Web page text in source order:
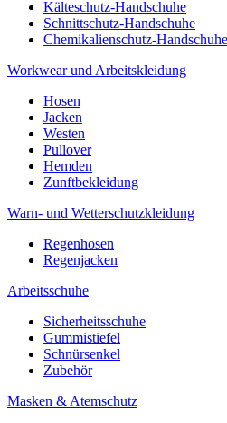
Kälteschutz-Handschuhe
Schnittschutz-Handschuhe
Chemikalienschutz-Handschuhe
Workwear und Arbeitskleidung
Hosen
Jacken
Westen
Pullover
Hemden
Zunftbekleidung
Warn- und Wetterschutzkleidung
Regenhosen
Regenjacken
Arbeitsschuhe
Sicherheitsschuhe
Gummistiefel
Schnürsenkel
Zubehör
Masken & Atemschutz